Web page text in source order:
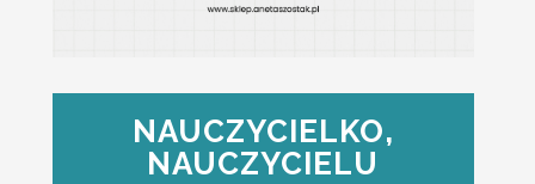
NAUCZYCIELKO,
NAUCZYCIELU